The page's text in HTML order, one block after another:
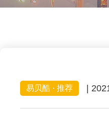
易贝酷 · 推荐 |